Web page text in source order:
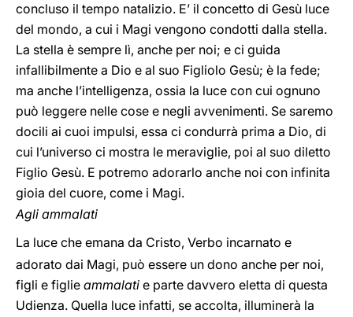
concluso il tempo natalizio. E’ il concetto di Gesù luce
del mondo, a cui i Magi vengono condotti dalla stella.
La stella è sempre lì, anche per noi; e ci guida
infallibilmente a Dio e al suo Figliolo Gesù; è la fede;
ma anche l’intelligenza, ossia la luce con cui ognuno
può leggere nelle cose e negli avvenimenti. Se saremo
docili ai cuoi impulsi, essa ci condurrà prima a Dio, di
cui l’universo ci mostra le meraviglie, poi al suo diletto
Figlio Gesù. E potremo adorarlo anche noi con infinita
gioia del cuore, come i Magi.
Agli ammalati
La luce che emana da Cristo, Verbo incarnato e
adorato dai Magi, può essere un dono anche per noi,
figli e figlie ammalati e parte davvero eletta di questa
Udienza. Quella luce infatti, se accolta, illuminerà la